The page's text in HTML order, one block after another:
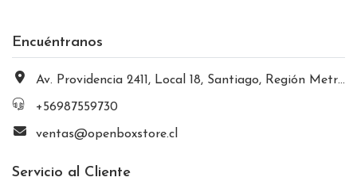
Encuéntranos
Av. Providencia 2411, Local 18, Santiago, Región Metropolitana, Chile
+56987559730
ventas@openboxstore.cl
Servicio al Cliente